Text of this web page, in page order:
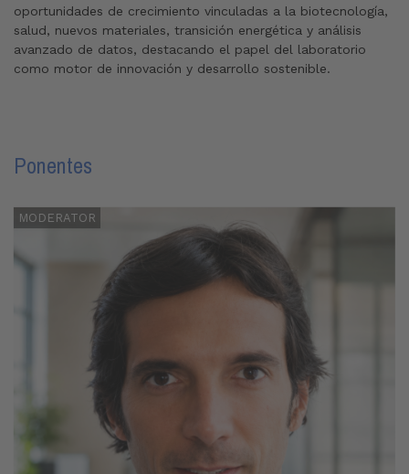
oportunidades de crecimiento vinculadas a la biotecnología,
salud, nuevos materiales, transición energética y análisis
avanzado de datos, destacando el papel del laboratorio
como motor de innovación y desarrollo sostenible.
Ponentes
MODERATOR